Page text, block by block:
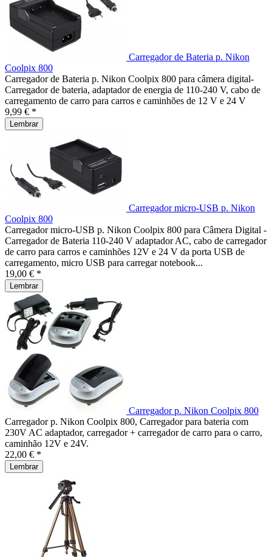
Carregador de Bateria p. Nikon
Coolpix 800
Carregador de Bateria p. Nikon Coolpix 800 para câmera digital-
Carregador de bateria, adaptador de energia de 110-240 V, cabo de
carregamento de carro para carros e caminhões de 12 V e 24 V
9,99 € *
Lembrar
Carregador micro-USB p. Nikon
Coolpix 800
Carregador micro-USB p. Nikon Coolpix 800 para Câmera Digital -
Carregador de Bateria 110-240 V adaptador AC, cabo de carregador
de carro para carros e caminhões 12V e 24 V da porta USB de
carregamento, micro USB para carregar notebook...
19,00 € *
Lembrar
Carregador p. Nikon Coolpix 800
Carregador p. Nikon Coolpix 800, Carregador para bateria com
230V AC adaptador, carregador + carregador de carro para o carro,
caminhão 12V e 24V.
22,00 € *
Lembrar